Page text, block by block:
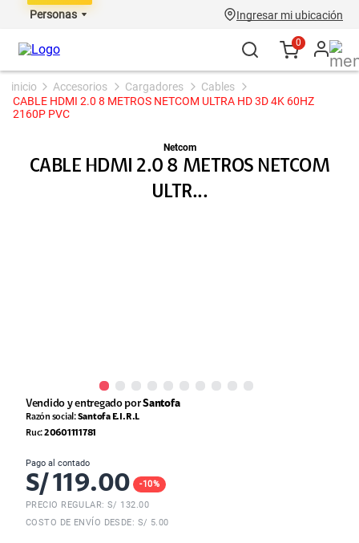
Personas Ingresar mi ubicación
0
accesorios cargadores
cables
CABLE HDMI 2.0 8 METROS NETCOM ULTRA HD 3D 4K 60HZ
2160P PVC
Netcom
CABLE HDMI 2.0 8 METROS NETCOM
ULTR...
Vendido y entregado porSantofa
Razón social:Santofa E.I.R.L
Ruc:20601111781
Pago al contado
S/119.00 -10%
PRECIO REGULAR: S/ 132.00
COSTO DE ENVÍO DESDE: S/ 5.00